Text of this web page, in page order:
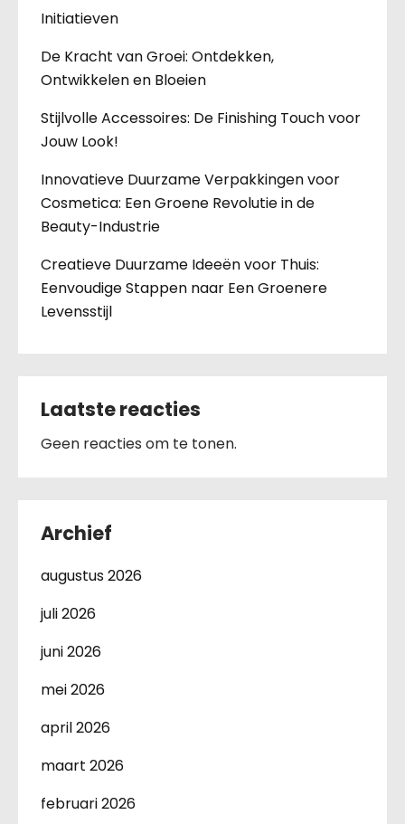
Initiatieven
De Kracht van Groei: Ontdekken,
Ontwikkelen en Bloeien
Stijlvolle Accessoires: De Finishing Touch voor
Jouw Look!
Innovatieve Duurzame Verpakkingen voor
Cosmetica: Een Groene Revolutie in de
Beauty-Industrie
Creatieve Duurzame Ideeën voor Thuis:
Eenvoudige Stappen naar Een Groenere
Levensstijl
Laatste reacties
Geen reacties om te tonen.
Archief
augustus 2026
juli 2026
juni 2026
mei 2026
april 2026
maart 2026
februari 2026